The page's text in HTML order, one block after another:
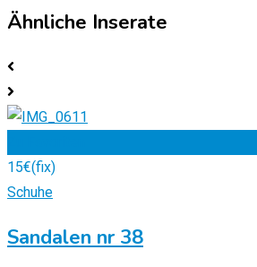
Ähnliche Inserate
15€(fix)
Schuhe
Sandalen nr 38